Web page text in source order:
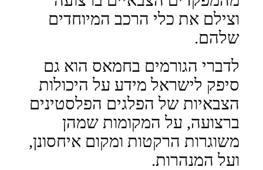
וצילם את כלי הרכב המיוחדים
שלהם.
לדברי הגורמים בחמאס הוא גם
סיפק לישראל מידע על היכולות
הצבאיות של הפלגים הפלסטינים
ברצועה, על המקומות שמהן
משוגרות הרקטות ומקום איחסונן,
ועל המנהרות.